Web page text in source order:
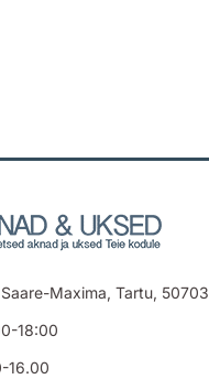
Saare-Maxima, Tartu, 50703
18:00
16.00